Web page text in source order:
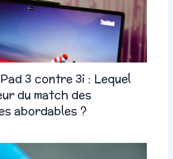
3 contre 3i : Lequel
du match des
abordables ?